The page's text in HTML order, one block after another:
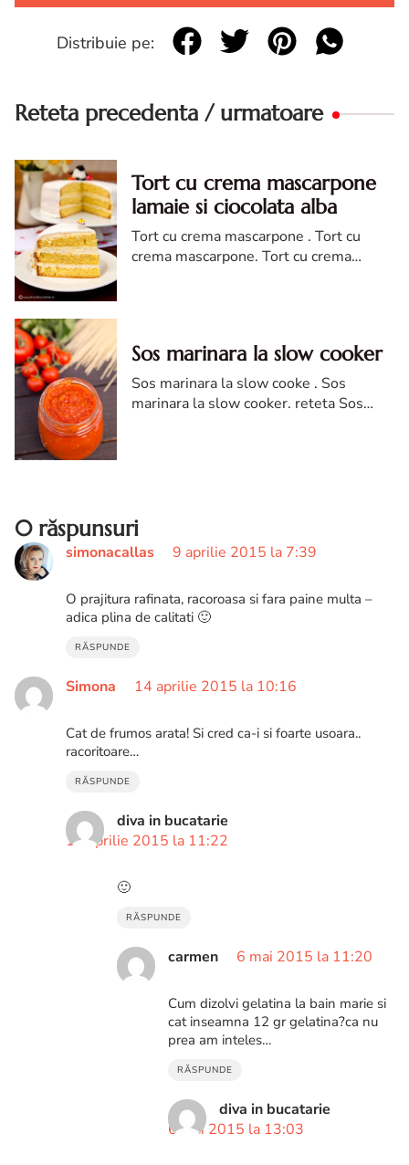
Distribuie pe:
Reteta precedenta / urmatoare
Tort cu crema mascarpone
lamaie si ciocolata alba
Tort cu crema mascarpone . Tort cu
crema mascarpone. Tort cu crema
Sos marinara la slow cooker
Sos marinara la slow cooke . Sos
marinara la slow cooker. reteta Sos
0 răspunsuri
simonacallas 9 aprilie 2015 la 7:39
O prajitura rafinata, racoroasa si fara paine multa –
adica plina de calitati 🙂
RĂSPUNDE
Simona 14 aprilie 2015 la 10:16
Cat de frumos arata! Si cred ca-i si foarte usoara..
racoritoare…
RĂSPUNDE
diva in bucatarie
16 aprilie 2015 la 11:22
🙂
RĂSPUNDE
carmen 6 mai 2015 la 11:20
Cum dizolvi gelatina la bain marie si
cat inseamna 12 gr gelatina?ca nu
prea am inteles…
RĂSPUNDE
diva in bucatarie
6 mai 2015 la 13:03